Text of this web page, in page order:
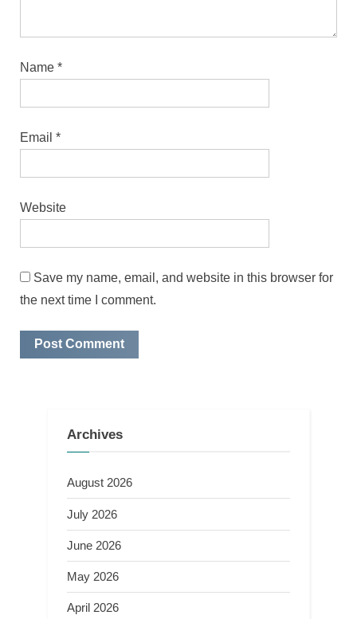
Name *
Email *
Website
Save my name, email, and website in this browser for
the next time I comment.
Archives
August 2026
July 2026
June 2026
May 2026
April 2026